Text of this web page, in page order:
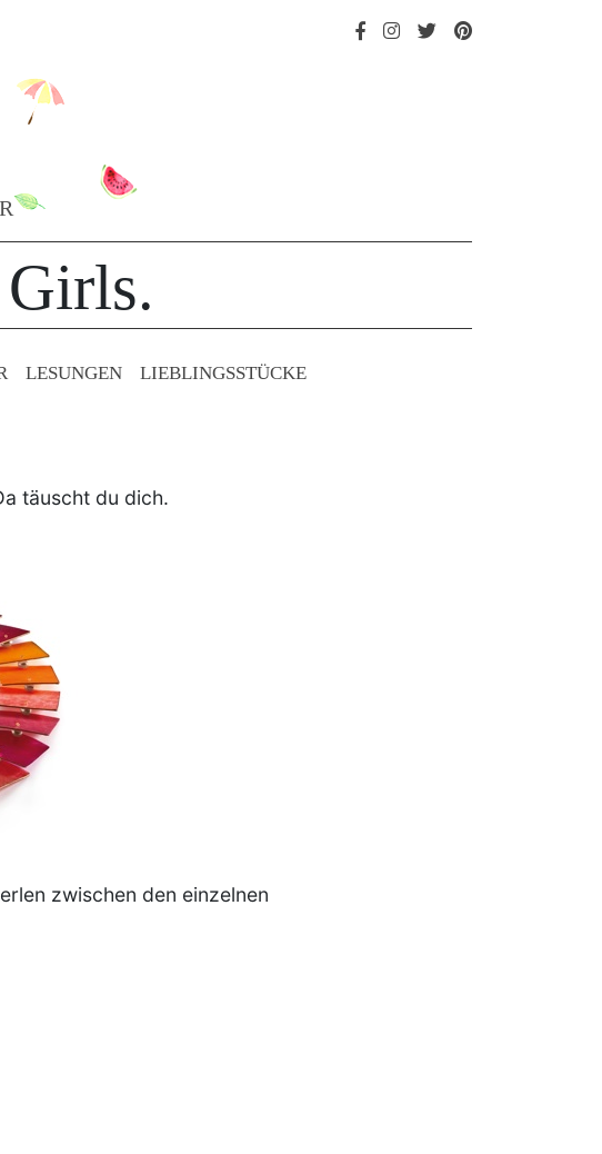
LESUNGEN LIEBLINGS­STÜCKE
täuscht du dich.
zwischen den einzelnen